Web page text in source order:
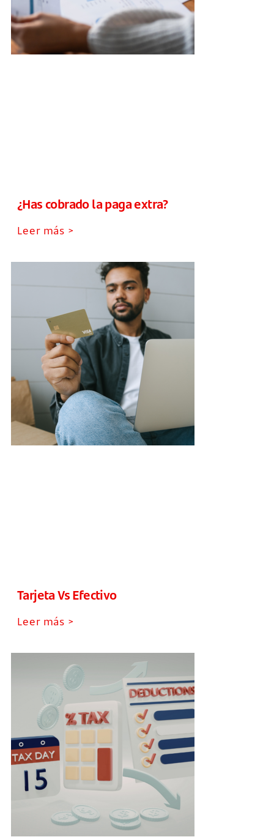
¿Has cobrado la paga extra?
Leer más >
Tarjeta Vs Efectivo
Leer más >